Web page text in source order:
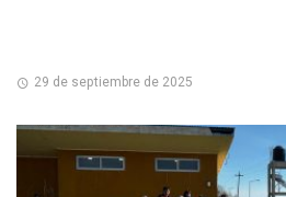
29 de septiembre de 2025